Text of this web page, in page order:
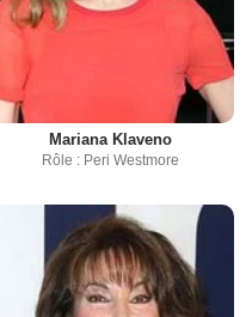
Mariana Klaveno
Rôle : Peri Westmore